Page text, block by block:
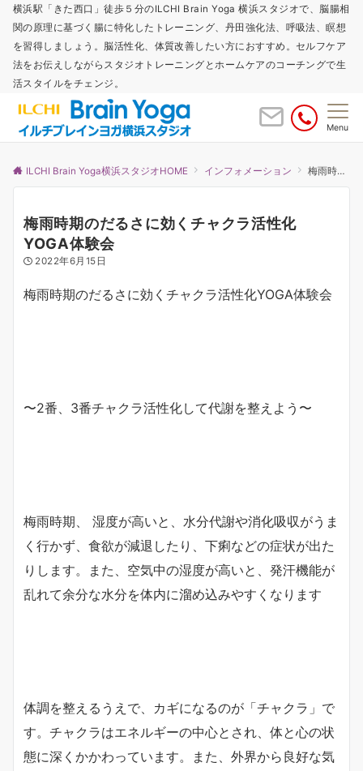
横浜駅「きた西口」徒歩５分のILCHI Brain Yoga 横浜スタジオで、脳腸相
関の原理に基づく腸に特化したトレーニング、丹田強化法、呼吸法、瞑想
を習得しましょう。脳活性化、体質改善したい方におすすめ。セルフケア
法をお伝えしながらスタジオトレーニングとホームケアのコーチングで生
活スタイルをチェンジ。
Menu
ILCHI Brain Yoga横浜スタジオHOME インフォメーション 梅雨時期のだるさに効くチャクラ活性化YOGA体験会
梅雨時期のだるさに効くチャクラ活性化
YOGA体験会
2022年6月15日
梅雨時期のだるさに効くチャクラ活性化YOGA体験会
〜2番、3番チャクラ活性化して代謝を整えよう〜
梅雨時期、 湿度が高いと、水分代謝や消化吸収がうま
く行かず、食欲が減退したり、下痢などの症状が出た
りします。また、空気中の湿度が高いと、発汗機能が
乱れて余分な水分を体内に溜め込みやすくなります
体調を整えるうえで、カギになるのが「チャクラ」で
す。チャクラはエネルギーの中心とされ、体と心の状
態に深くかかわっています。また、外界から良好な気